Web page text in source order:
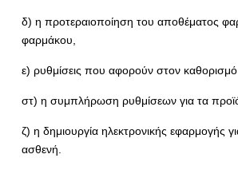
δ) η προτεραιοποίηση του αποθέματος
φαρμάκου,
ε) ρυθμίσεις που αφορούν στον
στ) η συμπλήρωση ρυθμίσεων για τα
ζ) η δημιουργία ηλεκτρονικής εφαρμογής
ασθενή.